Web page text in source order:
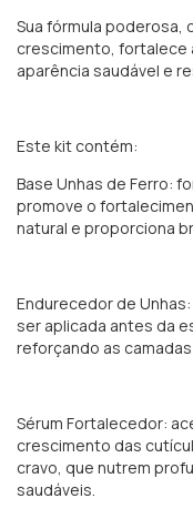
Sua fórmula poderosa,
crescimento, fortalece
aparência saudável e
Este kit contém:
Base Unhas de Ferro:
promove o
natural e proporciona
Endurecedor de
ser aplicada antes da
reforçando as
Sérum Fortalecedor:
crescimento das
cravo, que nutrem
saudáveis.